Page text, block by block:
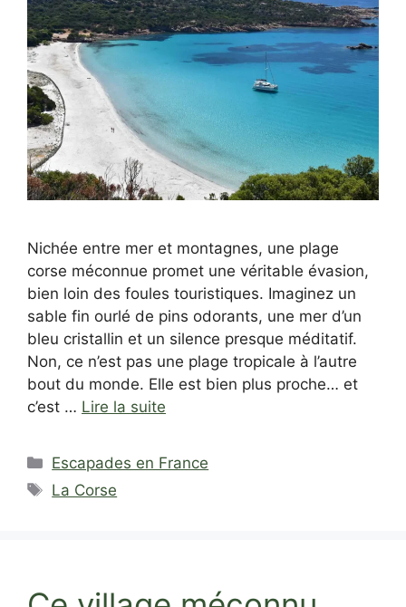
Nichée entre mer et montagnes, une plage
corse méconnue promet une véritable évasion,
bien loin des foules touristiques. Imaginez un
sable fin ourlé de pins odorants, une mer d’un
bleu cristallin et un silence presque méditatif.
Non, ce n’est pas une plage tropicale à l’autre
bout du monde. Elle est bien plus proche… et
c’est … Lire la suite
Catégories
Escapades en France
Étiquettes
La Corse